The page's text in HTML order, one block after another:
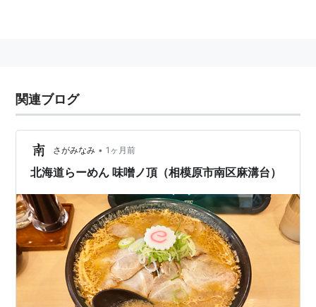
関連ブログ
さがみなみ • 1ヶ月前
北海道らーめん 味噌ノ頂（相模原市南区麻溝台）